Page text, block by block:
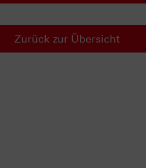
Zurück zur Übersicht